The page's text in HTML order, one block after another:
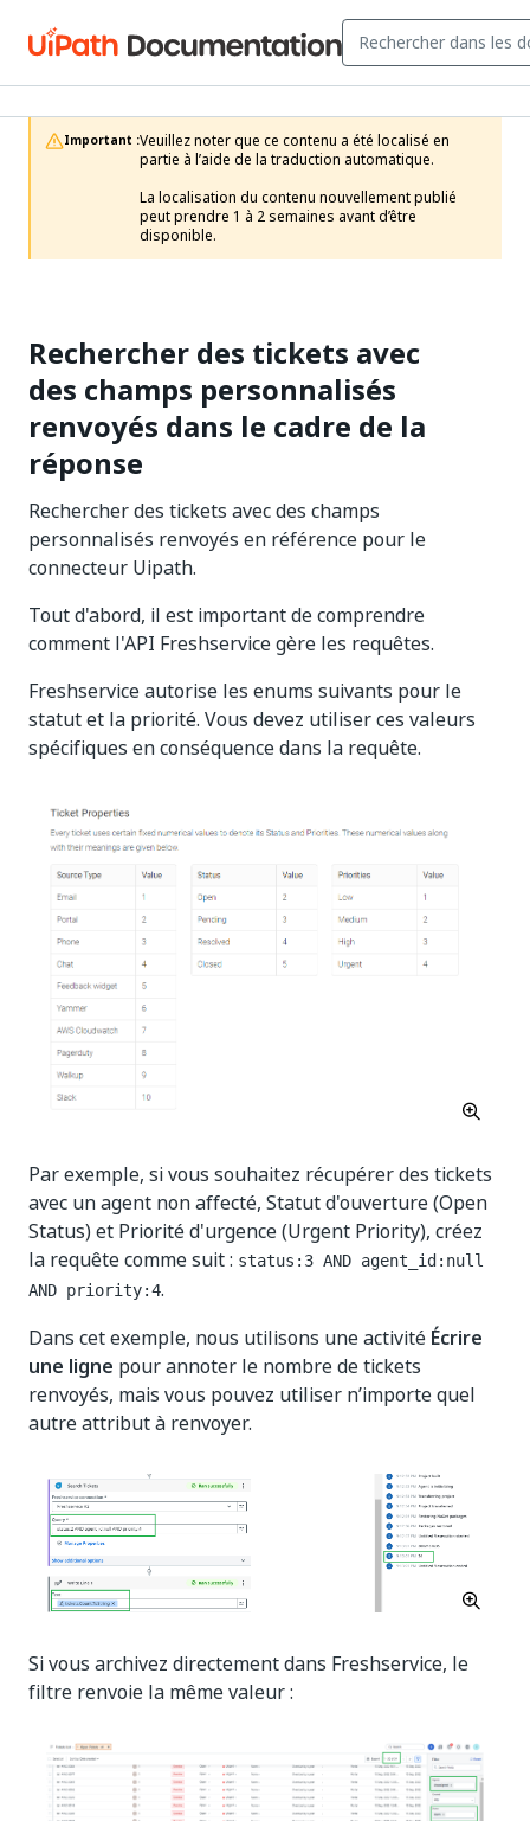
Important :Veuillez noter que ce contenu a été localisé en
partie à l’aide de la traduction automatique.
La localisation du contenu nouvellement publié
peut prendre 1 à 2 semaines avant d’être
disponible.
Rechercher des tickets avec
des champs personnalisés
renvoyés dans le cadre de la
réponse
Rechercher des tickets avec des champs
personnalisés renvoyés en référence pour le
connecteur Uipath.
Tout d'abord, il est important de comprendre
comment l'API Freshservice gère les requêtes.
Freshservice autorise les enums suivants pour le
statut et la priorité. Vous devez utiliser ces valeurs
spécifiques en conséquence dans la requête.
Par exemple, si vous souhaitez récupérer des tickets
avec un agent non affecté, Statut d'ouverture (Open
Status) et Priorité d'urgence (Urgent Priority), créez
la requête comme suit : status:3 AND agent_id:null
AND priority:4.
Dans cet exemple, nous utilisons une activité Écrire
une ligne pour annoter le nombre de tickets
renvoyés, mais vous pouvez utiliser n’importe quel
autre attribut à renvoyer.
Si vous archivez directement dans Freshservice, le
filtre renvoie la même valeur :